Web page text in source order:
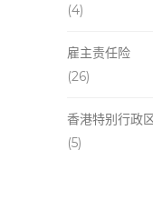
(4)
雇主责任险
(26)
香港特别行政
(5)